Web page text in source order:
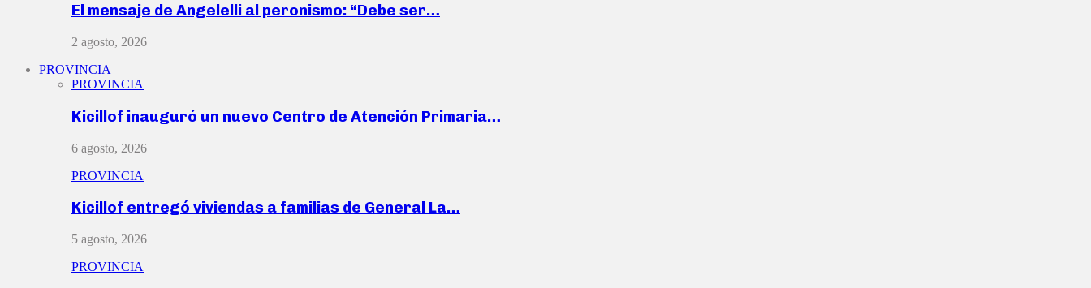
El mensaje de Angelelli al peronismo: “Debe ser…
2 agosto, 2026
PROVINCIA
PROVINCIA
Kicillof inauguró un nuevo Centro de Atención Primaria…
6 agosto, 2026
PROVINCIA
Kicillof entregó viviendas a familias de General La…
5 agosto, 2026
PROVINCIA